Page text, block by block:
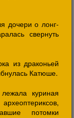
дочери о лонг-
свернуть
из драконьей
Катюше.
куриная
потомки